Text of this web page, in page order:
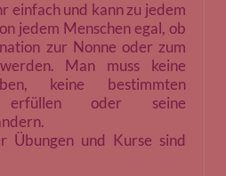
einfach und kann zu jedem
jedem Menschen egal, ob
zur Nonne oder zum
Man muss keine
keine bestimmten
erfüllen oder seine
Übungen und Kurse sind